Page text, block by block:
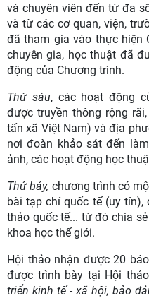
và chuyên viên đến từ đa
và từ các cơ quan, viện,
đã tham gia vào thực hiện
chuyên gia, học thuật đã
động của Chương trình.
Thứ sáu, các hoạt động
được truyền thông rộng
tấn xã Việt Nam) và địa
nơi đoàn khảo sát đến
ảnh, các hoạt động học
Thứ bảy, chương trình có
bài tạp chí quốc tế (uy tín),
thảo quốc tế... từ đó chia
khoa học thế giới.
Hội thảo nhận được 20
được trình bày tại Hội thảo
triển kinh tế - xã hội, bảo